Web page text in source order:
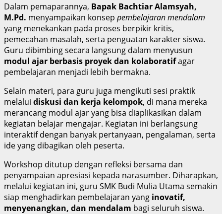
Dalam pemaparannya, Bapak Bachtiar Alamsyah,
M.Pd. menyampaikan konsep pembelajaran mendalam
yang menekankan pada proses berpikir kritis,
pemecahan masalah, serta penguatan karakter siswa.
Guru dibimbing secara langsung dalam menyusun
modul ajar berbasis proyek dan kolaboratifagar
pembelajaran menjadi lebih bermakna.
Selain materi, para guru juga mengikuti sesi praktik
melalui diskusi dan kerja kelompok, di mana mereka
merancang modul ajar yang bisa diaplikasikan dalam
kegiatan belajar mengajar. Kegiatan ini berlangsung
interaktif dengan banyak pertanyaan, pengalaman, serta
ide yang dibagikan oleh peserta.
Workshop ditutup dengan refleksi bersama dan
penyampaian apresiasi kepada narasumber. Diharapkan,
melalui kegiatan ini, guru SMK Budi Mulia Utama semakin
siap menghadirkan pembelajaran yang inovatif,
menyenangkan, dan mendalam bagi seluruh siswa.